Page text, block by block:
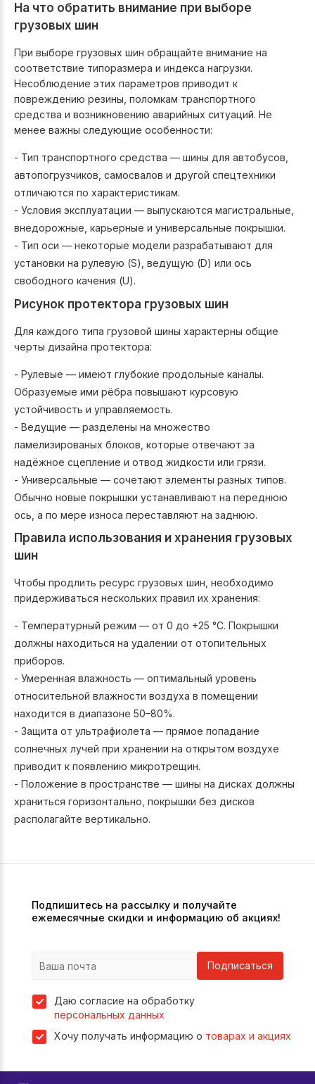
На что обратить внимание при выборе
грузовых шин
При выборе грузовых шин обращайте внимание на
соответствие типоразмера и индекса нагрузки.
Несоблюдение этих параметров приводит к
повреждению резины, поломкам транспортного
средства и возникновению аварийных ситуаций. Не
менее важны следующие особенности:
- Тип транспортного средства — шины для автобусов,
автопогрузчиков, самосвалов и другой спецтехники
отличаются по характеристикам.
- Условия эксплуатации — выпускаются магистральные,
внедорожные, карьерные и универсальные покрышки.
- Тип оси — некоторые модели разрабатывают для
установки на рулевую (S), ведущую (D) или ось
свободного качения (U).
Рисунок протектора грузовых шин
Для каждого типа грузовой шины характерны общие
черты дизайна протектора:
- Рулевые — имеют глубокие продольные каналы.
Образуемые ими рёбра повышают курсовую
устойчивость и управляемость.
- Ведущие — разделены на множество
ламелизированых блоков, которые отвечают за
надёжное сцепление и отвод жидкости или грязи.
- Универсальные — сочетают элементы разных типов.
Обычно новые покрышки устанавливают на переднюю
ось, а по мере износа переставляют на заднюю.
Правила использования и хранения грузовых
шин
Чтобы продлить ресурс грузовых шин, необходимо
придерживаться нескольких правил их хранения:
- Температурный режим — от 0 до +25 °C. Покрышки
должны находиться на удалении от отопительных
приборов.
- Умеренная влажность — оптимальный уровень
относительной влажности воздуха в помещении
находится в диапазоне 50–80%.
- Защита от ультрафиолета — прямое попадание
солнечных лучей при хранении на открытом воздухе
приводит к появлению микротрещин.
- Положение в пространстве — шины на дисках должны
храниться горизонтально, покрышки без дисков
располагайте вертикально.
Подпишитесь на рассылку и получайте
ежемесячные скидки и информацию об акциях!
Подписаться
Даю согласие на обработку
персональных данных
Хочу получать информацию о товарах и акциях